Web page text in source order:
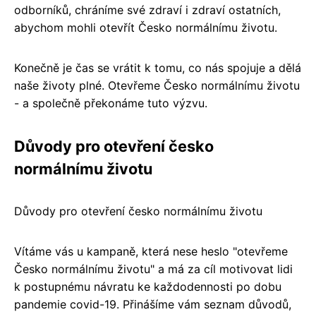
odborníků, chráníme své zdraví i zdraví ostatních,
abychom mohli otevřít Česko normálnímu životu.
Konečně je čas se vrátit k tomu, co nás spojuje a dělá
naše životy plné. Otevřeme Česko normálnímu životu
- a společně překonáme tuto výzvu.
Důvody pro otevření česko
normálnímu životu
Důvody pro otevření česko normálnímu životu
Vítáme vás u kampaně, která nese heslo "otevřeme
Česko normálnímu životu" a má za cíl motivovat lidi
k postupnému návratu ke každodennosti po dobu
pandemie covid-19. Přinášíme vám seznam důvodů,